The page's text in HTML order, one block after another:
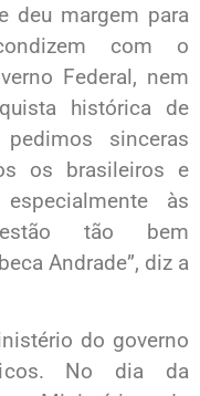
deu margem para
com o
Federal, nem
histórica de
sinceras
os brasileiros e
às
tão bem
Andrade”, diz a
do governo
No dia da